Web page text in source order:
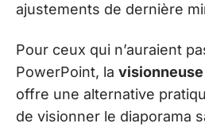
ajustements de dernière
Pour ceux qui n’auraient
PowerPoint, la
offre une alternative
de visionner le diaporama